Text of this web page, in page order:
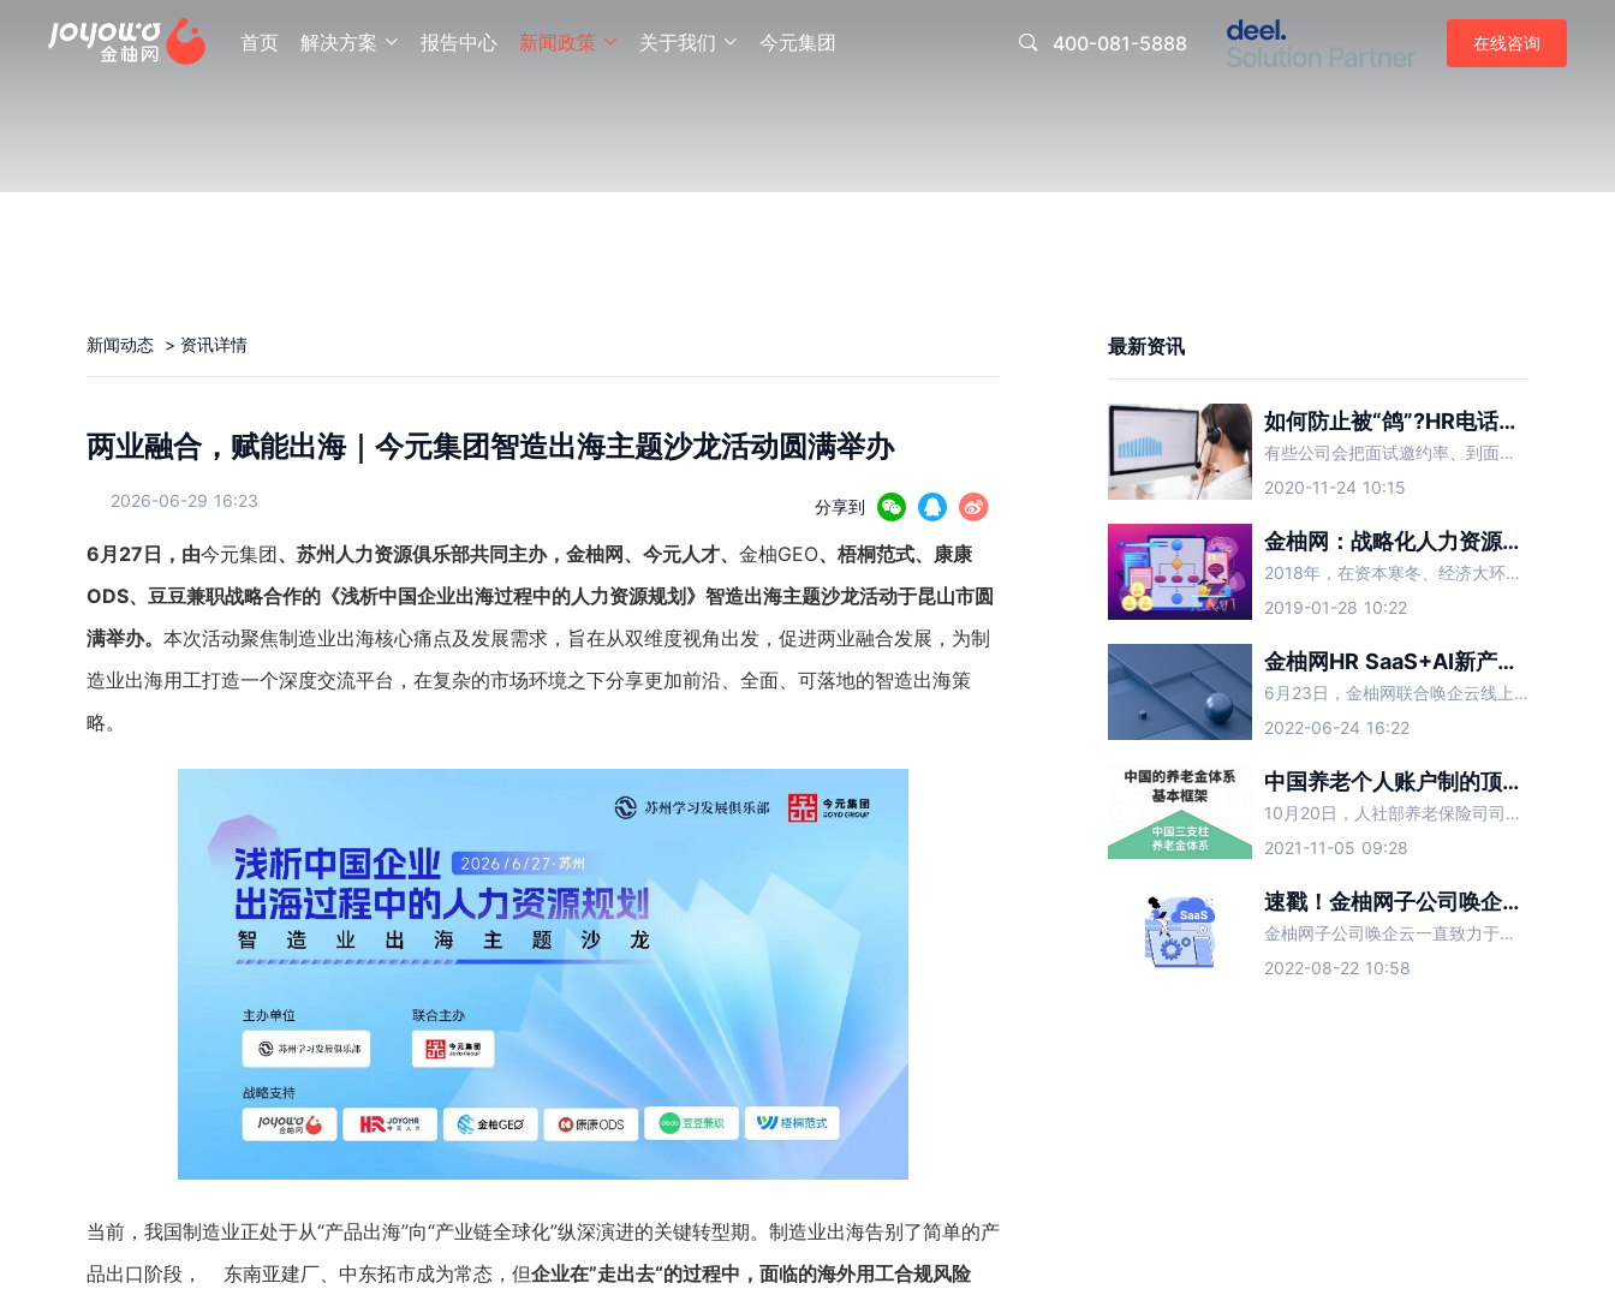
首页 解决方案  报告中心 新闻政策  关于我们  今元集团  400-081-5888 在线咨询
新闻动态 > 资讯详情
两业融合，赋能出海｜今元集团智造出海主题沙龙活动圆满举办
2026-06-29 16:23 分享到   
6月27日，由今元集团、苏州人力资源俱乐部共同主办，金柚网、今元人才、 金柚GEO、梧桐范式、康康
ODS、豆豆兼职战略合作的《浅析中国企业出海过程中的人力资源规划》智造出海主题沙龙活动于昆山市圆
满举办。 本次活动聚焦制造业出海核心痛点及发展需求，旨在从双维度视角出发，促进两业融合发展，为制
造业出海用工打造一个深度交流平台，在复杂的市场环境之下分享更加前沿、全面、可落地的智造出海策
略。
当前，我国制造业正处于从“产品出海”向“产业链全球化”纵深演进的关键转型期。制造业出海告别了简单的产
品出口阶段， 东南亚建厂、中东拓市成为常态，但企业在”走出去“的过程中，面临的海外用工合规风险
最新资讯
如何防止被“鸽”?HR电话邀约的9大技巧
有些公司会把面试邀约率、到面率作为HR的考核标准
2020-11-24 10:15
金柚网：战略化人力资源管理驱动企业发展，增强核心竞争力
2018年，在资本寒冬、经济大环境的冲击下，整个互联网创业和投资都如履薄冰，创业者们的压力与日俱增，企业战略不断调整、业务转变。
2019-01-28 10:22
金柚网HR SaaS+AI新产品：梧桐范式，人才招聘与用工管理的一站式解决方案
6月23日，金柚网联合唤企云线上举办2022新产品发布会暨数字化助力上海企业复工复产行动。金柚网正式发布具有招聘和劳动力管理能力的服务型HR SaaS+AI新产品——梧桐范式
2022-06-24 16:22
中国养老个人账户制的顶层设计借鉴——美国401(k)计划全息解析
10月20日，人社部养老保险司司长聂明隽在2021年金融街论坛年会上提出
2021-11-05 09:28
速戳！金柚网子公司唤企云劳动力管理SaaS一大波新功能上线
金柚网子公司唤企云一直致力于为企业提供一站式HR SaaS服务，涵盖智能排班、人事管理、智慧考勤、算薪发薪、企业培训等业务，为持续提升唤企云的使用体验，在基于产品自身发展以及汇集众多核心需求后
2022-08-22 10:58